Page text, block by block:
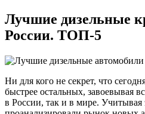
Лучшие дизельные
России. ТОП-5
Ни для кого не секрет, что
быстрее остальных, завоевывая
в России, так и в мире. Учитывая